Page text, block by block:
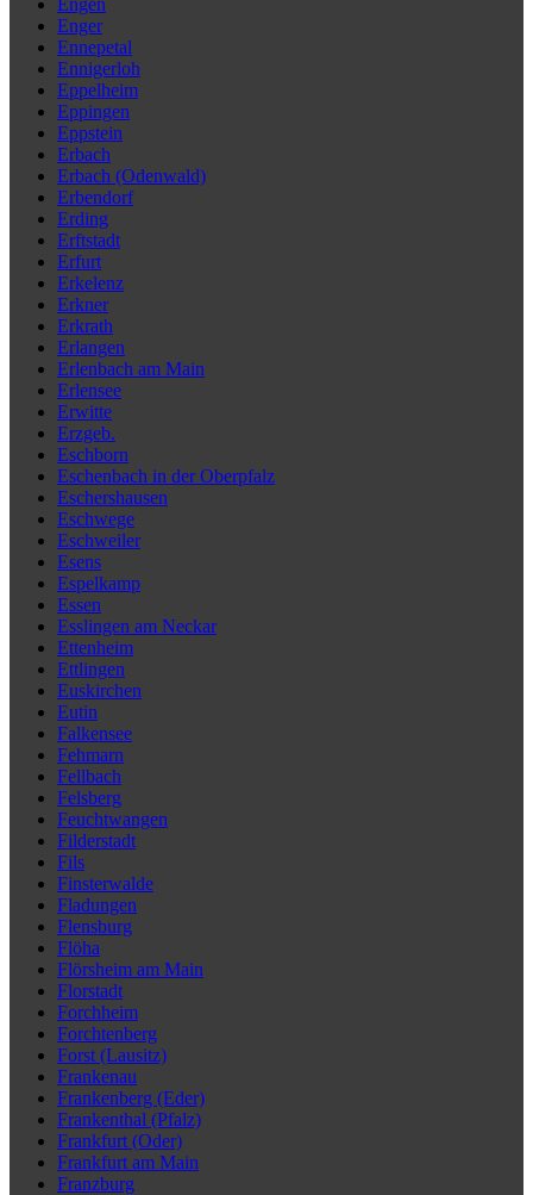
Engen
Enger
Ennepetal
Ennigerloh
Eppelheim
Eppingen
Eppstein
Erbach
Erbach (Odenwald)
Erbendorf
Erding
Erftstadt
Erfurt
Erkelenz
Erkner
Erkrath
Erlangen
Erlenbach am Main
Erlensee
Erwitte
Erzgeb.
Eschborn
Eschenbach in der Oberpfalz
Eschershausen
Eschwege
Eschweiler
Esens
Espelkamp
Essen
Esslingen am Neckar
Ettenheim
Ettlingen
Euskirchen
Eutin
Falkensee
Fehmarn
Fellbach
Felsberg
Feuchtwangen
Filderstadt
Fils
Finsterwalde
Fladungen
Flensburg
Flöha
Flörsheim am Main
Florstadt
Forchheim
Forchtenberg
Forst (Lausitz)
Frankenau
Frankenberg (Eder)
Frankenthal (Pfalz)
Frankfurt (Oder)
Frankfurt am Main
Franzburg